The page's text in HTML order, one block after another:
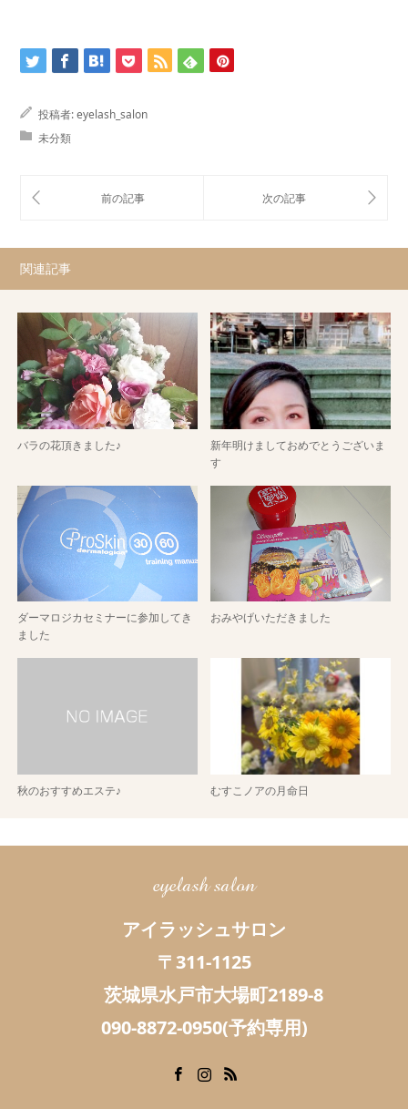
投稿者:eyelash_salon
未分類
関連記事
バラの花頂きました♪
新年明けましておめでとうございま
す
ダーマロジカセミナーに参加してき
ました
おみやげいただきました
秋のおすすめエステ♪ むすこノアの月命日
eyelash salon
アイラッシュサロン
〒311-1125
茨城県水戸市大場町2189-8
090-8872-0950(予約専用)